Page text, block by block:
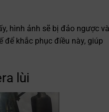
hình ảnh sẽ bị đảo ngược và
để khắc phục điều này, giúp
lùi